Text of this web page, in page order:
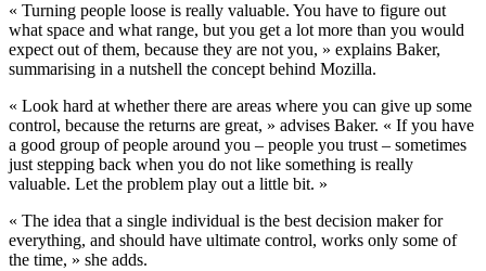
« Turning people loose is really valuable. You have to figure out
what space and what range, but you get a lot more than you would
expect out of them, because they are not you, » explains Baker,
summarising in a nutshell the concept behind Mozilla.
« Look hard at whether there are areas where you can give up some
control, because the returns are great, » advises Baker. « If you have
a good group of people around you – people you trust – sometimes
just stepping back when you do not like something is really
valuable. Let the problem play out a little bit. »
« The idea that a single individual is the best decision maker for
everything, and should have ultimate control, works only some of
the time, » she adds.